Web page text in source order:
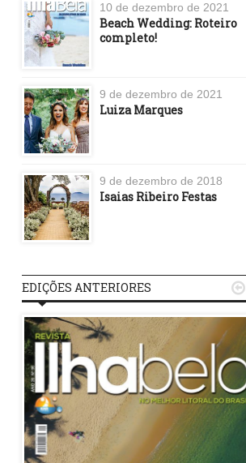
10 de dezembro de 2021
Beach Wedding: Roteiro
completo!
9 de dezembro de 2021
Luiza Marques
9 de dezembro de 2018
Isaias Ribeiro Festas
EDIÇÕES ANTERIORES 